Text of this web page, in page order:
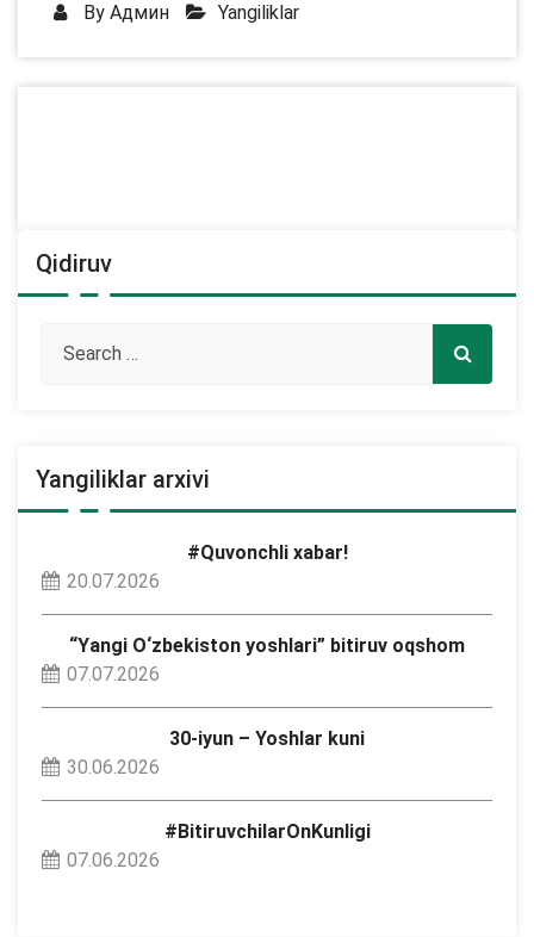
By Админ Yangiliklar
Qidiruv
Yangiliklar arxivi
#Quvonchli xabar!
20.07.2026
“Yangi O‘zbekiston yoshlari” bitiruv oqshom
07.07.2026
30-iyun – Yoshlar kuni
30.06.2026
#BitiruvchilarOnKunligi
07.06.2026